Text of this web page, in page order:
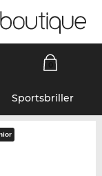
Sportsbriller